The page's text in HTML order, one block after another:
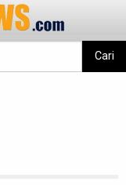
Cari